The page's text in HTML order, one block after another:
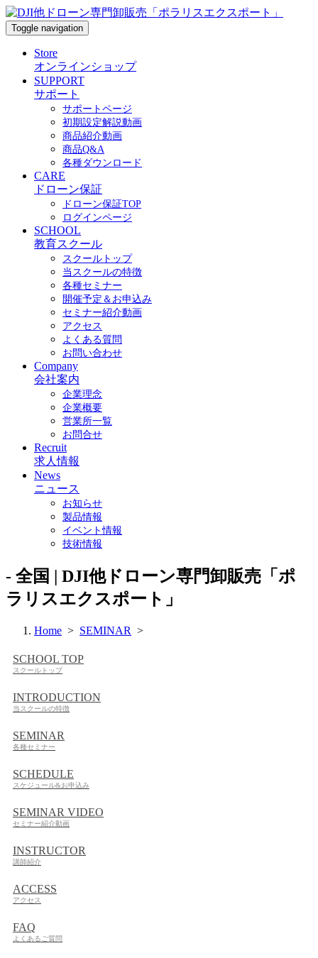
Toggle navigation
Store
オンラインショップ
SUPPORT
サポート
サポートページ
初期設定解説動画
商品紹介動画
商品Q&A
各種ダウンロード
CARE
ドローン保証
ドローン保証TOP
ログインページ
SCHOOL
教育スクール
スクールトップ
当スクールの特徴
各種セミナー
開催予定＆お申込み
セミナー紹介動画
アクセス
よくある質問
お問い合わせ
Company
会社案内
企業理念
企業概要
営業所一覧
お問合せ
Recruit
求人情報
News
ニュース
お知らせ
製品情報
イベント情報
技術情報
- 全国 | DJI他ドローン専門卸販売「ポ
ラリスエクスポート」
Home > SEMINAR >
SCHOOL TOP
スクールトップ
INTRODUCTION
当スクールの特徴
SEMINAR
各種セミナー
SCHEDULE
スケジュール&お申込み
SEMINAR VIDEO
セミナー紹介動画
INSTRUCTOR
講師紹介
ACCESS
アクセス
FAQ
よくあるご質問